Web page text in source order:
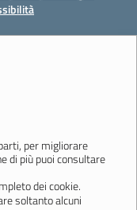
per migliorare
di più puoi consultare
dei cookie.
soltanto alcuni
Artigianale "Cattaneo -